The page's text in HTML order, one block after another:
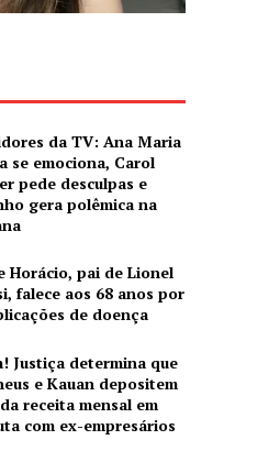
da TV: Ana Maria
se emociona, Carol
pede desculpas e
gera polêmica na
Horácio, pai de Lionel
falece aos 68 anos por
de doença
Justiça determina que
e Kauan depositem
receita mensal em
com ex-empresários